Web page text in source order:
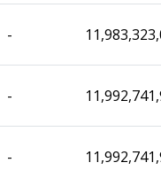
-
-
-